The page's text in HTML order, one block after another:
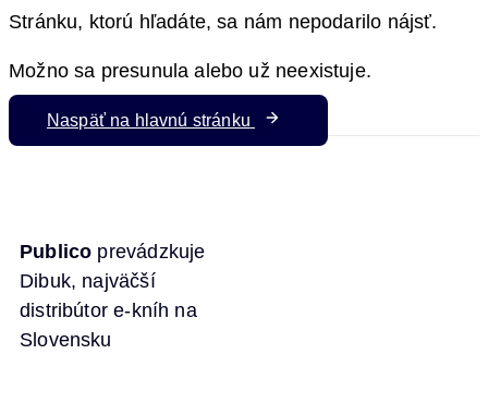
Stránku, ktorú hľadáte, sa nám nepodarilo nájsť.
Možno sa presunula alebo už neexistuje.
Naspäť na hlavnú stránku
Publico prevádzkuje
Dibuk, najväčší
distribútor e-kníh na
Slovensku